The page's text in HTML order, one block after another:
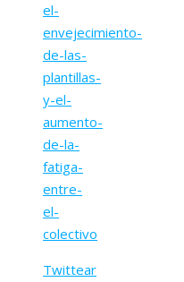
el-
envejecimiento-
de-las-
plantillas-
y-el-
aumento-
de-la-
fatiga-
entre-
el-
colectivo
Twittear